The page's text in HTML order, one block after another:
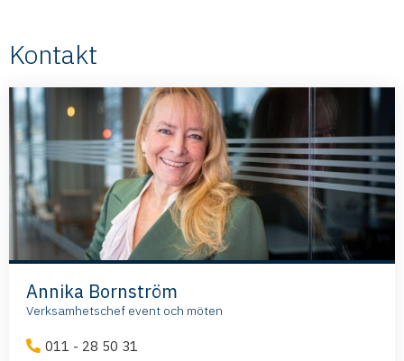
Kontakt
Annika Bornström
Verksamhetschef event och möten
011 - 28 50 31